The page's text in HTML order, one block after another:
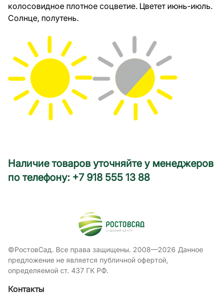
колосовидное плотное соцветие. Цветет июнь-июль.
Солнце, полутень.
Наличие товаров уточняйте у менеджеров
по телефону: +7 918 555 13 88
©РостовСад. Все права защищены. 2008—2026 Данное
предложение не является публичной офертой,
определяемой ст. 437 ГК РФ.
Контакты